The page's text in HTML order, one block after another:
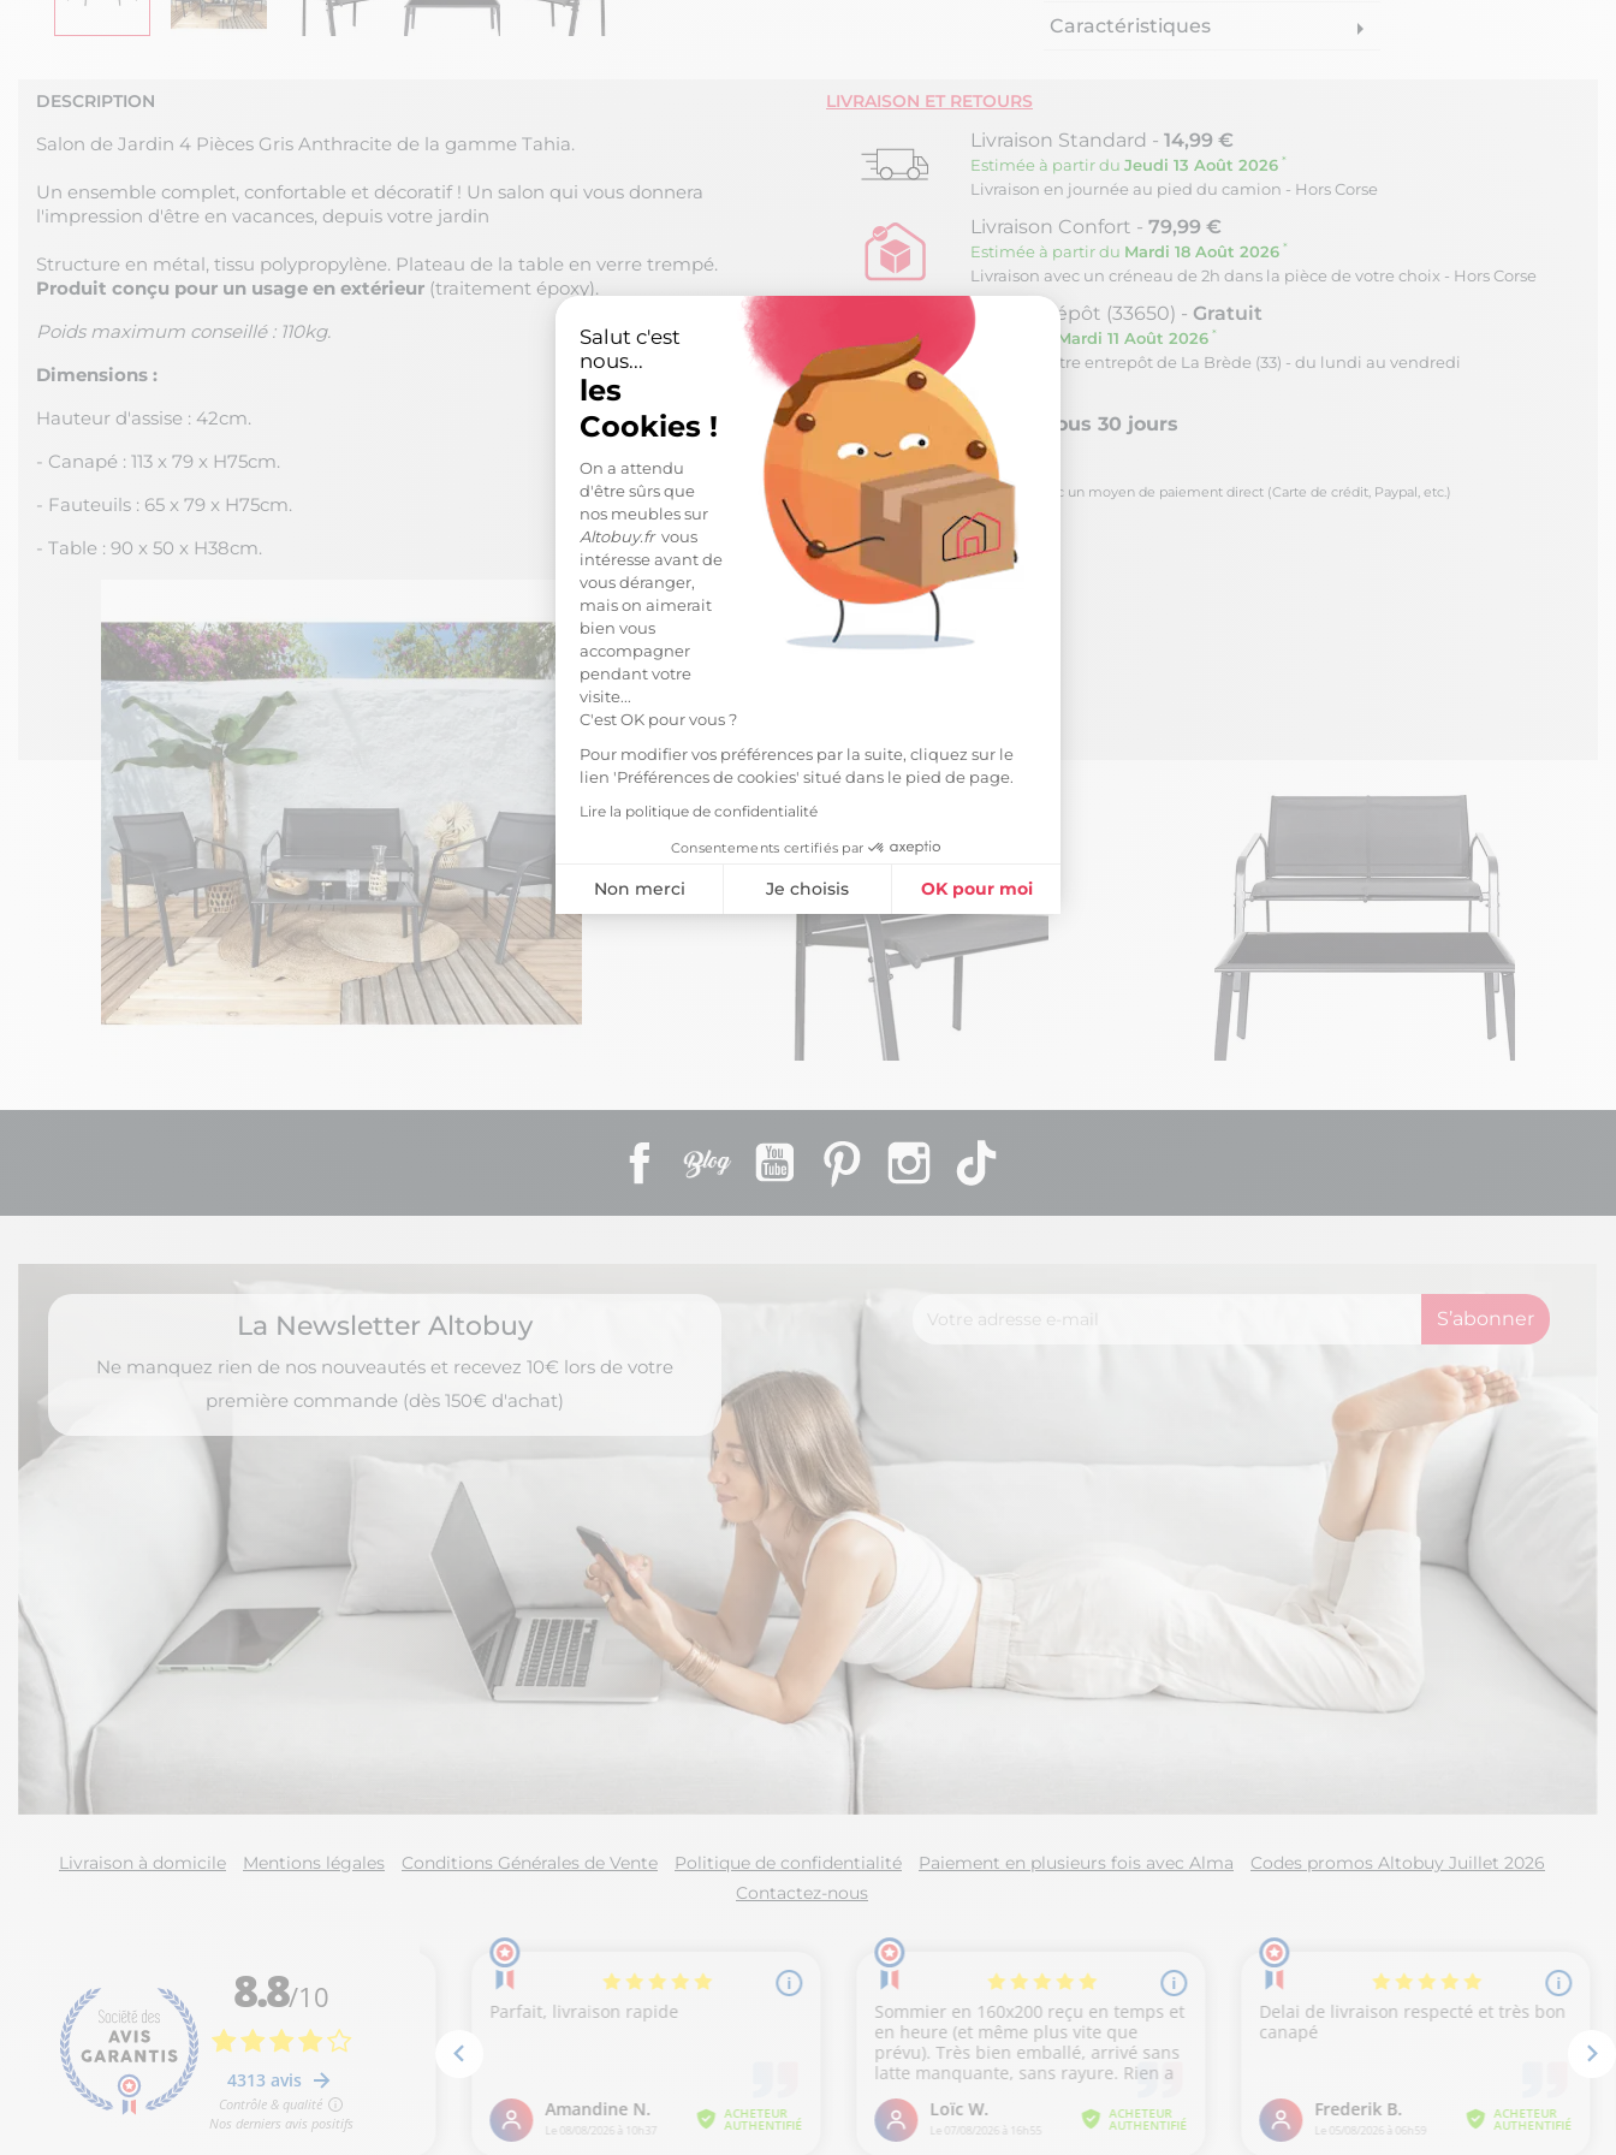
Salut c'est
nous...
les
Cookies !
On a attendu
d'être sûrs que
nos meubles sur
Altobuy.frvous
intéresse avant de
vous déranger,
mais on aimerait
bien vous
accompagner
pendant votre
visite...
C'est OK pour vous ?
Pour modifier vos préférences par la suite, cliquez sur le
lien 'Préférences de cookies' situé dans le pied de page.
Lire la politique de confidentialité
Consentements certifiés par
Non merci Je choisis OK pour moi
Axeptio consent
Plateforme de Gestion du Consentement : Personnalisez vos Options
Notre plateforme vous permet d'adapter et de gérer vos paramètres de confidentialité, en garantissant la conformité avec les
Caractéristiques arrow_right
DESCRIPTION
Salon de Jardin 4 Pièces Gris Anthracite de la gamme Tahia.
Un ensemble complet, confortable et décoratif ! Un salon qui vous donnera
l'impression d'être en vacances, depuis votre jardin
Structure en métal, tissu polypropylène. Plateau de la table en verre trempé.
Produit conçu pour un usage en extérieur (traitement époxy).
Poids maximum conseillé : 110kg.
Dimensions :
Hauteur d'assise : 42cm.
- Canapé : 113 x 79 x H75cm.
- Fauteuils : 65 x 79 x H75cm.
- Table : 90 x 50 x H38cm.
LIVRAISON ET RETOURS
Livraison Standard - 14,99 €
Estimée à partir du Jeudi 13 Août 2026 *
Livraison en journée au pied du camion - Hors Corse
Livraison Confort - 79,99 €
Estimée à partir du Mardi 18 Août 2026 *
Livraison avec un créneau de 2h dans la pièce de votre choix - Hors Corse
Retrait Dépôt (33650) - Gratuit
Estimée le Mardi 11 Août 2026 *
Retrait à notre entrepôt de La Brède (33) - du lundi au vendredi
Retour sous 30 jours
pour toute commande passée avec un moyen de paiement direct (Carte de crédit, Paypal, etc.)
Facebook
Rss YouTube PinterestInstagram
La Newsletter Altobuy
Ne manquez rien de nos nouveautés et recevez 10€ lors de votre
première commande (dès 150€ d'achat)
Livraison à domicile Mentions légales Conditions Générales de Vente Politique de confidentialité Paiement en plusieurs fois avec Alma
Codes promos Altobuy Juillet 2026
Contactez-nous